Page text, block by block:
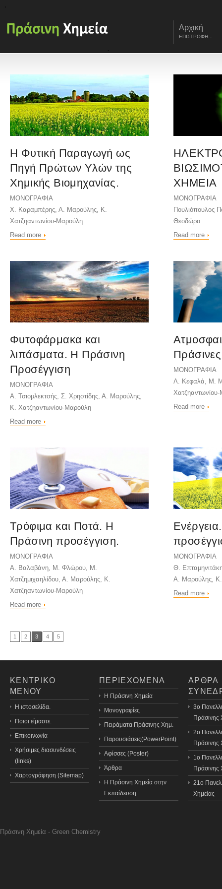
Αρχική
ΕΠΙΣΤΡΟΦΗ...
Η Φυτική Παραγωγή ως
Πηγή Πρώτων Υλών της
Χημικής Βιομηχανίας.
ΜΟΝΟΓΡΑΦΙΑ
Χ. Καραμπέρης, Α. Μαρούλης, Κ.
Χατζηαντωνίου-Μαρούλη
Read more
ΧΗΜΕΙΑ
ΜΟΝΟΓΡΑΦΙΑ
Πουλιόπουλος
Θεοδώρα
Read more
Φυτοφάρμακα και
λιπάσματα. Η Πράσινη
Προσέγγιση
ΜΟΝΟΓΡΑΦΙΑ
Α. Τσιομλεκτσής, Σ. Χρηστίδης, Α. Μαρούλης,
Κ. Χατζηαντωνίου-Μαρούλη
Read more
ΜΟΝΟΓΡΑΦΙΑ
Λ. Κεφαλά, Μ.
Read more
Τρόφιμα και Ποτά. Η
Πράσινη προσέγγιση.
ΜΟΝΟΓΡΑΦΙΑ
Α. Βαλαβάνη, Μ. Φλώρου, Μ.
Χατζημιχαηλίδου, Α. Μαρούλης, Κ.
Χατζηαντωνίου-Μαρούλη
Read more
ΜΟΝΟΓΡΑΦΙΑ
Θ.
Α. Μαρούλης, Κ.
Read more
1 2 3 4 5
ΚΕΝΤΡΙΚΟ
ΜΕΝΟΥ
Η ιστοσελίδα.
Ποιοι είμαστε.
Επικοινωνία
Χρήσιμες διασυνδέσεις
(links)
Χαρτογράφηση (Sitemap)
ΠΕΡΙΕΧΟΜΕΝΑ
H Πράσινη Χημεία
Μονογραφίες
Πειράματα Πράσινης Χημ.
Παρουσιάσεις(PowerPoint)
Αφίσσες (Poster)
Άρθρα
Η Πράσινη Χημεία στην
Εκπαίδευση
ΑΡΘΡΑ
3o
Πράσινης
2ο
Πράσινης
1ο
Πράσινης
21o
Χημείας
Πράσινη Χημεία - Green Chemistry